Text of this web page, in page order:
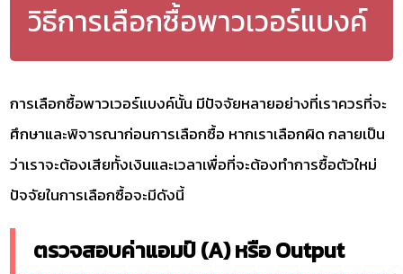
วิธีการเลือกซื้อพาวเวอร์แบงค์
การเลือกซื้อพาวเวอร์แบงค์นั้น มีปัจจัยหลายอย่างที่เราควรที่จะ
ศึกษาและพิจารณาก่อนการเลือกซื้อ หากเราเลือกผิด กลายเป็น
ว่าเราจะต้องเสียทั้งเงินและเวลาเพื่อที่จะต้องทำการซื้อตัวใหม่
ปัจจัยในการเลือกซื้อจะมีดังนี้
ตรวจสอบค่าแอมป์ (A) หรือ Output